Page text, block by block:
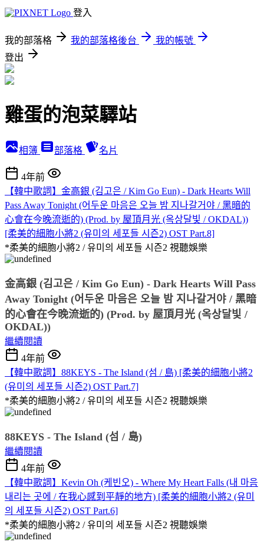
登入
我的部落格 我的部落格後台
我的帳號
登出
雞蛋的泡菜驛站
相簿 部落格 名片
4年前
【韓中歌詞】金高銀 (김고은 / Kim Go Eun) - Dark Hearts Will
Pass Away Tonight (어두운 마음은 오늘 밤 지나갈거야 / 黑暗的
心會在今晚流逝的) (Prod. by 屋頂月光 (옥상달빛 / OKDAL))
[柔美的細胞小將2 (유미의 세포들 시즌2) OST Part.8]
*柔美的細胞小將2 / 유미의 세포들 시즌2 視聽娛樂
金高銀 (김고은 / Kim Go Eun) - Dark Hearts Will Pass
Away Tonight (어두운 마음은 오늘 밤 지나갈거야 / 黑暗
的心會在今晚流逝的) (Prod. by 屋頂月光 (옥상달빛 /
OKDAL))
繼續閱讀
4年前
【韓中歌詞】88KEYS - The Island (섬 / 島) [柔美的細胞小將2
(유미의 세포들 시즌2) OST Part.7]
*柔美的細胞小將2 / 유미의 세포들 시즌2 視聽娛樂
88KEYS - The Island (섬 / 島)
繼續閱讀
4年前
【韓中歌詞】Kevin Oh (케빈오) - Where My Heart Falls (내 마음
내리는 곳에 / 在我心感到平靜的地方) [柔美的細胞小將2 (유미
의 세포들 시즌2) OST Part.6]
*柔美的細胞小將2 / 유미의 세포들 시즌2 視聽娛樂